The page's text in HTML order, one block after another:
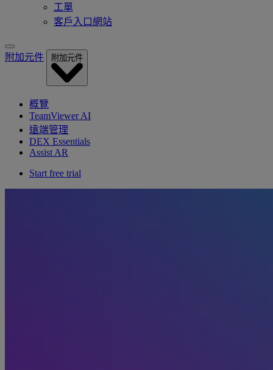
工單
客戶入口網站
附加元件 附加元件
概覽
TeamViewer AI
遠端管理
DEX Essentials
Assist AR
Start free trial